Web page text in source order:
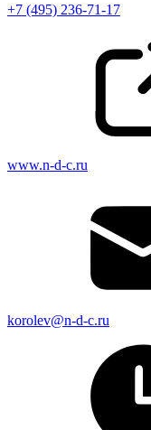
+7 (495) 236-71-17
www.n-d-c.ru
korolev@n-d-c.ru